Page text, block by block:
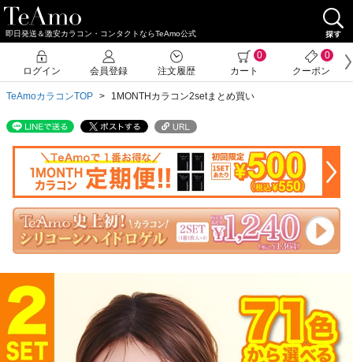
即日発送＆激安カラコン・コンタクトならTeAmo公式
TeAmoカラコンTOP 1MONTHカラコン2setまとめ買い
ログイン 会員登録 注文履歴
0
カート
0
クーポン
クーポン詳細